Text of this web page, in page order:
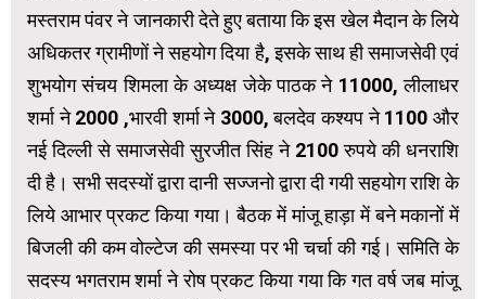
मस्तराम पंवर ने जानकारी देते हुए बताया कि इस खेल मैदान के लिये
अधिकतर ग्रामीणों ने सहयोग दिया है, इसके साथ ही समाजसेवी एवं
शुभयोग संचय शिमला के अध्यक्ष जेके पाठक ने 11000, लीलाधर
शर्मा ने 2000 ,भारवी शर्मा ने 3000, बलदेव कश्यप ने 1100 और
नई दिल्ली से समाजसेवी सुरजीत सिंह ने 2100 रुपये की धनराशि
दी है। सभी सदस्यों द्वारा दानी सज्जनो द्वारा दी गयी सहयोग राशि के
लिये आभार प्रकट किया गया। बैठक में मांजू हाड़ा में बने मकानों में
बिजली की कम वोल्टेज की समस्या पर भी चर्चा की गई। समिति के
सदस्य भगतराम शर्मा ने रोष प्रकट किया गया कि गत वर्ष जब मांजू